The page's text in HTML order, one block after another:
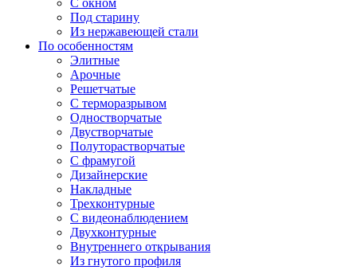
С окном
Под старину
Из нержавеющей стали
По особенностям
Элитные
Арочные
Решетчатые
С терморазрывом
Одностворчатые
Двустворчатые
Полуторастворчатые
С фрамугой
Дизайнерские
Накладные
Трехконтурные
С видеонаблюдением
Двухконтурные
Внутреннего открывания
Из гнутого профиля